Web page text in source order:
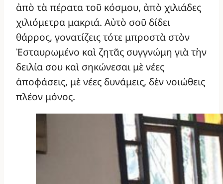
ἀπὸ τὰ πέρατα τοῦ κόσμου, ἀπὸ χιλιάδες
χιλιόμετρα μακριά. Αὐτὸ σοῦ δίδει
θάρρος, γονατίζεις τότε μπροστὰ στὸν
Ἐσταυρωμένο καὶ ζητᾶς συγγνώμη γιὰ τὴν
δειλία σου καὶ σηκώνεσαι μὲ νέες
ἀποφάσεις, μὲ νέες δυνάμεις, δὲν νοιώθεις
πλέον μόνος.